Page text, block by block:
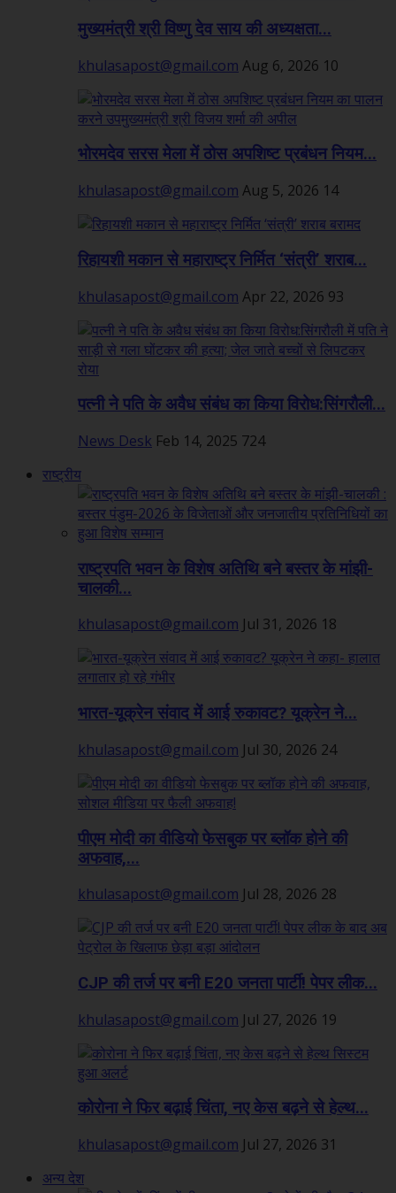
मुख्यमंत्री श्री विष्णु देव साय की अध्यक्षता...
khulasapost@gmail.com Aug 6, 2026 10
भोरमदेव सरस मेला में ठोस अपशिष्ट प्रबंधन नियम...
khulasapost@gmail.com Aug 5, 2026 14
रिहायशी मकान से महाराष्ट्र निर्मित ‘संत्री’ शराब...
khulasapost@gmail.com Apr 22, 2026 93
पत्नी ने पति के अवैध संबंध का किया विरोध:सिंगरौली...
News Desk Feb 14, 2025 724
राष्ट्रीय
राष्ट्रपति भवन के विशेष अतिथि बने बस्तर के मांझी-
चालकी...
khulasapost@gmail.com Jul 31, 2026 18
भारत-यूक्रेन संवाद में आई रुकावट? यूक्रेन ने...
khulasapost@gmail.com Jul 30, 2026 24
पीएम मोदी का वीडियो फेसबुक पर ब्लॉक होने की
अफवाह,...
khulasapost@gmail.com Jul 28, 2026 28
CJP की तर्ज पर बनी E20 जनता पार्टी! पेपर लीक...
khulasapost@gmail.com Jul 27, 2026 19
कोरोना ने फिर बढ़ाई चिंता, नए केस बढ़ने से हेल्थ...
khulasapost@gmail.com Jul 27, 2026 31
अन्य देश